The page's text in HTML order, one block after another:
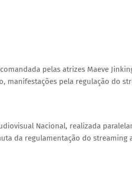
pelas atrizes Maeve
manifestações pela regulação do
Nacional, realizada
da regulamentação do streaming